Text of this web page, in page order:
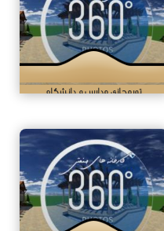
تورمجازی مدارس و دانشگاه